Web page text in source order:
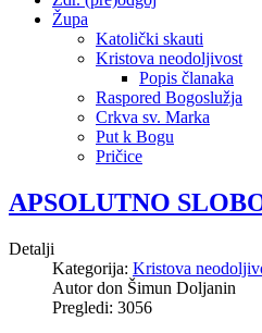
Župa
Katolički skauti
Kristova neodoljivost
Popis članaka
Raspored Bogoslužja
Crkva sv. Marka
Put k Bogu
Pričice
APSOLUTNO
Detalji
Kategorija: Kristova
Autordon Šimun Doljanin
Pregledi: 3056